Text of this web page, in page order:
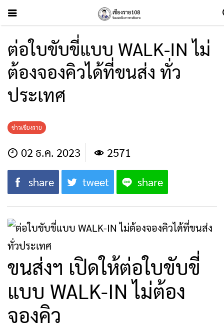
ต่อใบขับขี่แบบ WALK-IN ไม่
ต้องจองคิวได้ที่ขนส่ง ทั่ว
ประเทศ
ข่าวเชียงราย
02 ธ.ค. 2023 2571
share tweet share
ขนส่งฯ เปิดให้ต่อใบขับขี่
แบบ WALK-IN ไม่ต้อง
จองคิว